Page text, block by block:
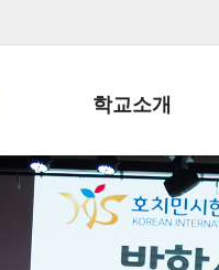
학교소개
학교장인사말
학생회장인사말
학교상징